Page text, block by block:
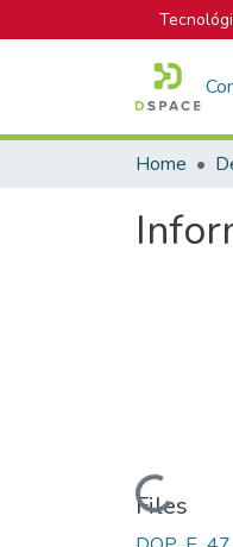
Home
Loading...
Files